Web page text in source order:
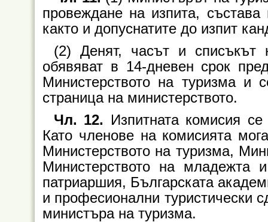
провеждане на изпита,
както и допуснатите до изпит
(2) Денят, часът и списъкът
обявяват в 14-дневен срок
Министерството на туризма и
страница на министерството.
Чл. 12. Изпитната комисия
Като членове на комисията
Министерството на туризма,
Министерството на младежта
патриаршия, Българската
и професионални туристически
министъра на туризма.